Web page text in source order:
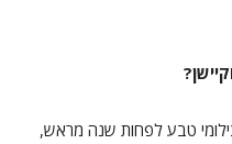
טבע לפחות שנה מראש,